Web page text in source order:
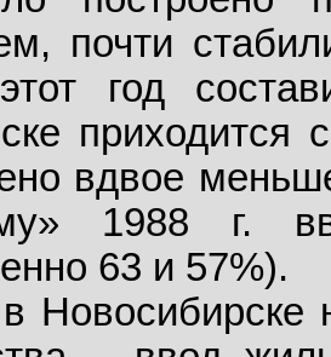
почти
год
приходится
вдвое
1988 г.
63 и 57%).
Новосибирске